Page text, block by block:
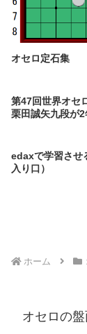
オセロ定石集
第47回世界オセ
栗田誠矢九段が2
edaxで学習させ
入り口）
ホーム
オセロの